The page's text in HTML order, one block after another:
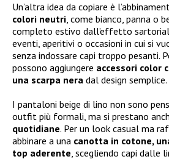
Un’altra idea da copiare è
colori neutri, come bianco, panna o
completo estivo dall’effetto
eventi, aperitivi o occasioni in cui si
senza indossare capi troppo pesanti.
possono aggiungere accessori color
una scarpa nera dal design semplice.
I pantaloni beige di lino non sono
outfit più formali, ma si prestano
quotidiane. Per un look casual ma
abbinare a una canotta in cotone,
top aderente, scegliendo capi dalle